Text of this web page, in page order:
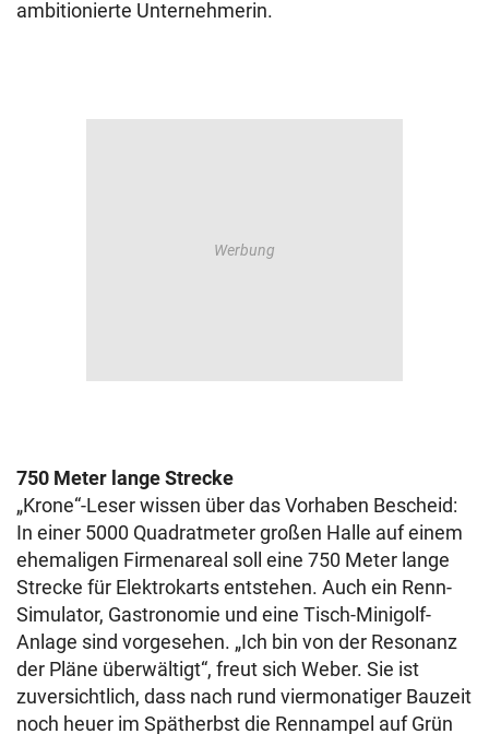
ambitionierte Unternehmerin.
750 Meter lange Strecke
„Krone“-Leser wissen über das Vorhaben Bescheid:
In einer 5000 Quadratmeter großen Halle auf einem
ehemaligen Firmenareal soll eine 750 Meter lange
Strecke für Elektrokarts entstehen. Auch ein Renn-
Simulator, Gastronomie und eine Tisch-Minigolf-
Anlage sind vorgesehen. „Ich bin von der Resonanz
der Pläne überwältigt“, freut sich Weber. Sie ist
zuversichtlich, dass nach rund viermonatiger Bauzeit
noch heuer im Spätherbst die Rennampel auf Grün